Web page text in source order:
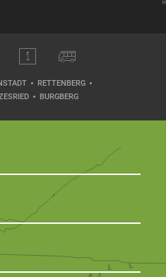
RETTENBERG
BURGBERG